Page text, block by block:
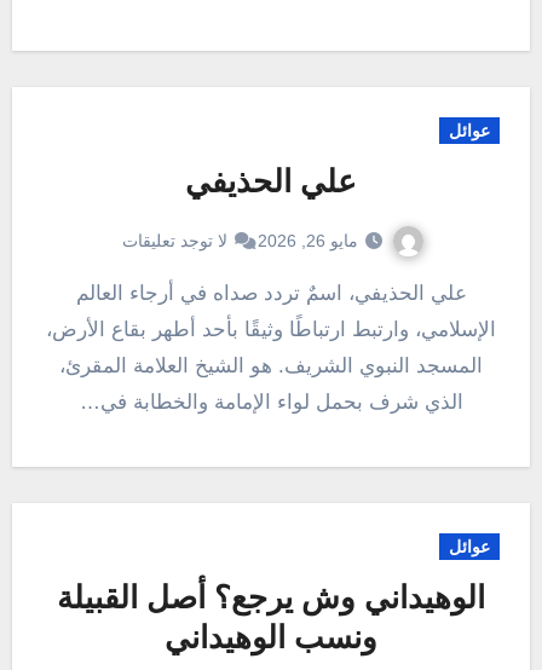
عوائل
علي الحذيفي
مايو 26, 2026 لا توجد تعليقات
علي الحذيفي، اسمٌ تردد صداه في أرجاء العالم
الإسلامي، وارتبط ارتباطًا وثيقًا بأحد أطهر بقاع الأرض،
المسجد النبوي الشريف. هو الشيخ العلامة المقرئ،
الذي شرف بحمل لواء الإمامة والخطابة في…
عوائل
الوهيداني وش يرجع؟ أصل القبيلة
ونسب الوهيداني